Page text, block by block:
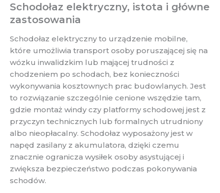
Schodołaz elektryczny, istota i główne
zastosowania
Schodołaz elektryczny to urządzenie mobilne,
które umożliwia transport osoby poruszającej się na
wózku inwalidzkim lub mającej trudności z
chodzeniem po schodach, bez konieczności
wykonywania kosztownych prac budowlanych. Jest
to rozwiązanie szczególnie cenione wszędzie tam,
gdzie montaż windy czy platformy schodowej jest z
przyczyn technicznych lub formalnych utrudniony
albo nieopłacalny. Schodołaz wyposażony jest w
napęd zasilany z akumulatora, dzięki czemu
znacznie ogranicza wysiłek osoby asystującej i
zwiększa bezpieczeństwo podczas pokonywania
schodów.